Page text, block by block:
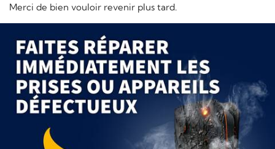
Merci de bien vouloir revenir plus tard.